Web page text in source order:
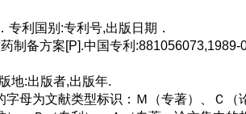
利国别:专利号,出版日期．
制备方案[P].中国专利:881056073,1989-
地:出版者,出版年.
母为文献类型标识：Ｍ（专著）、Ｃ（